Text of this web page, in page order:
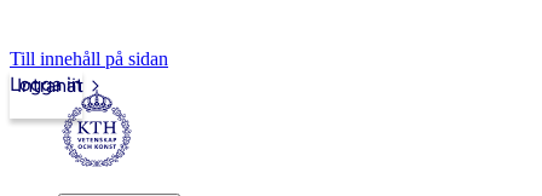
Till innehåll på sidan
Intranät
Logga in